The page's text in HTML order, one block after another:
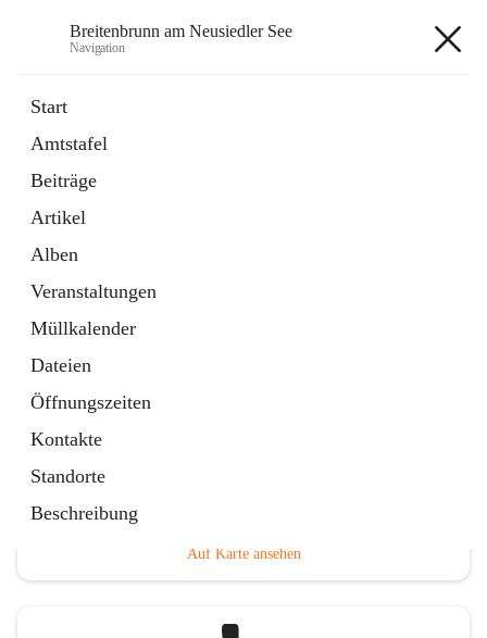
Breitenbrunn am Neusiedler See
Navigation
Start
Amtstafel
Beiträge
Artikel
Alben
Veranstaltungen
Müllkalender
Dateien
Öffnungszeiten
Kontakte
Standorte
Beschreibung
18 Schnellzugriffe
Gemeindeservice
Auf Karte ansehen